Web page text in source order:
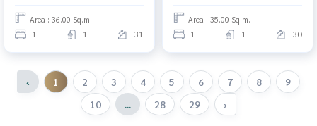
Area : 36.00 Sq.m.
1 1 31
Area : 35.00 Sq.m.
1 1 30
‹ 1 2 3 4 5 6 7 8
9
10
... 28 29 ›